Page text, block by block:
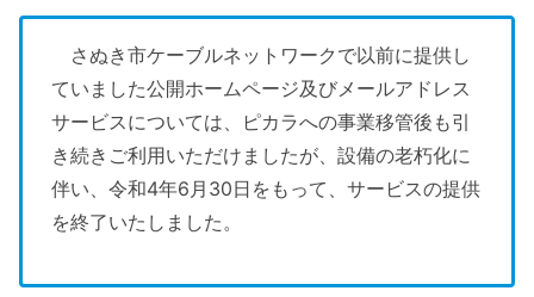
さぬき市ケーブルネットワークで以前に提供し
ていました公開ホームページ及びメールアドレス
サービスについては、ピカラへの事業移管後も引
き続きご利用いただけましたが、設備の老朽化に
伴い、令和4年6月30日をもって、サービスの提供
を終了いたしました。